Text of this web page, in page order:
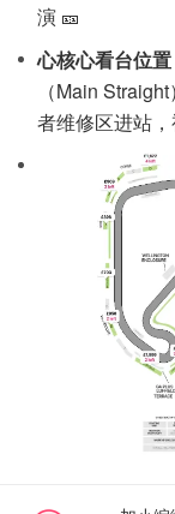
演 🎫
心核心看台位
（Main
者维修区进站